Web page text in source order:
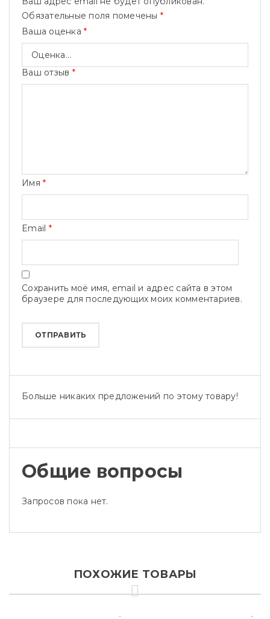
Обязательные поля помечены *
Ваша оценка *
Ваш отзыв *
Имя *
Email *
Сохранить моё имя, email и адрес сайта в этом
браузере для последующих моих комментариев.
Больше никаких предложений по этому товару!
Общие вопросы
Запросов пока нет.
ПОХОЖИЕ ТОВАРЫ